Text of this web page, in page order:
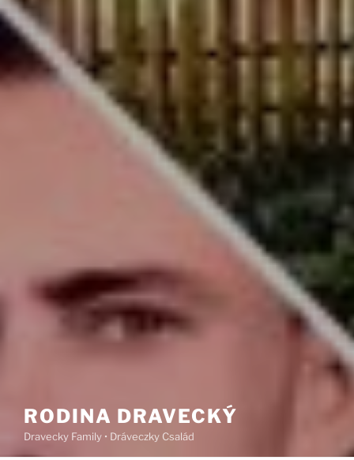
RODINA DRAVECKÝ
Dravecky Family • Dráveczky Család